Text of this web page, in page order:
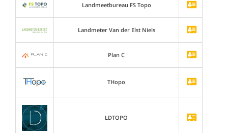
Landmeetbureau FS Topo
Landmeter Van der Elst Niels
Plan C
THopo
LDTOPO